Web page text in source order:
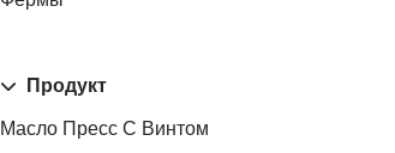
Продукт
Масло Пресс С Винтом